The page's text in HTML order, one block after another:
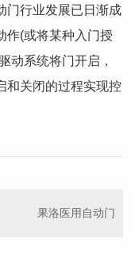
门行业发展已日渐成
作(或将某种入门授
动系统将门开启，
和关闭的过程实现控
果洛医用自动门